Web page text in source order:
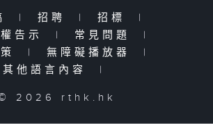
| 招聘 | 招標
|
告示
| 常見問題
|
| 無障礙播放器
|
其他語言內容
|
2026 rthk.hk